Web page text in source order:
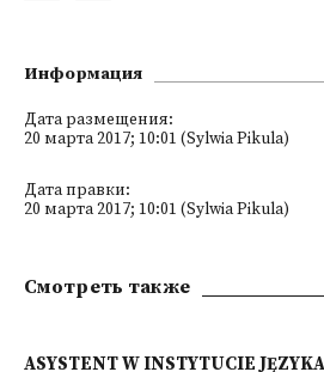
Информация
Дата размещения:
20 марта 2017; 10:01 (Sylwia Pikula)
Дата правки:
20 марта 2017; 10:01 (Sylwia Pikula)
Смотреть также
ASYSTENT W INSTYTUCIE